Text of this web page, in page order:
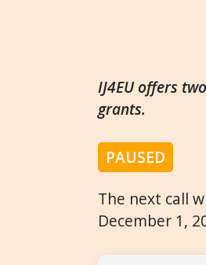
IJ4EU offers
grants.
PAUSED
The next call
December 1,